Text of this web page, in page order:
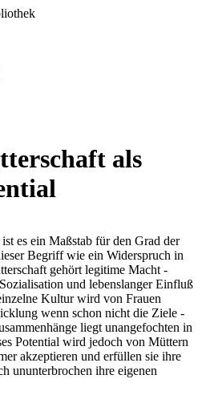
als
es ein Maßstab für den Grad der
Begriff wie ein Widerspruch in
gehört legitime Macht -
und lebenslanger Einfluß
Kultur wird von Frauen
wenn schon nicht die Ziele -
liegt unangefochten in
Potential wird jedoch von Müttern
akzeptieren und erfüllen sie ihre
ununterbrochen ihre eigenen